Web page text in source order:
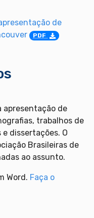
de
PDF
apresentação de
trabalhos de
dissertações. O
Brasileiras de
ao assunto.
Word. Faça o